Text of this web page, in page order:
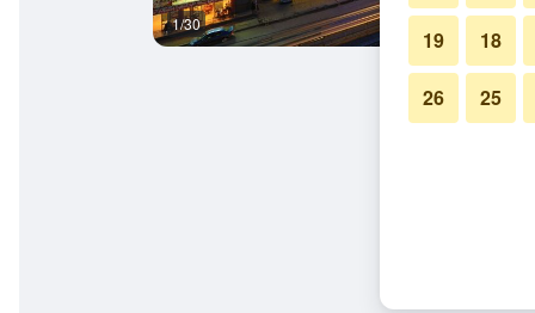
1/30
18
19
25
26